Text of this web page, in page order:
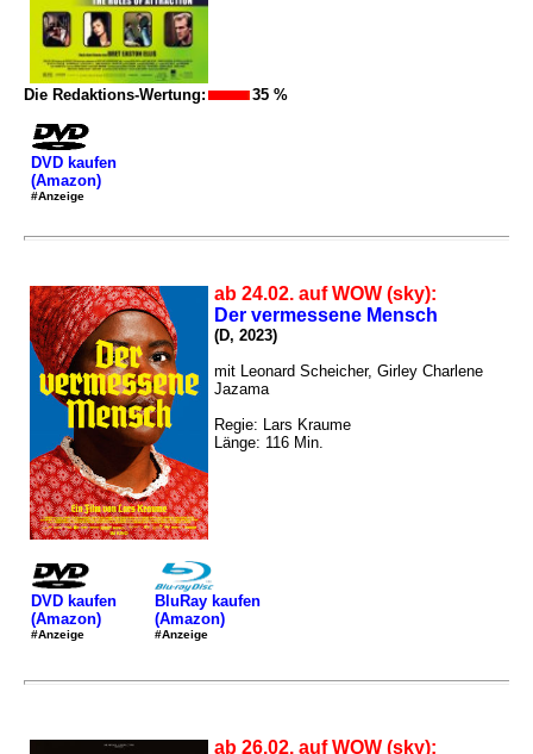
Die Redaktions-Wertung: 35 %
DVD kaufen
(Amazon)
#Anzeige
ab 24.02. auf WOW (sky):
Der vermessene Mensch
(D, 2023)
mit Leonard Scheicher, Girley Charlene
Jazama
Regie: Lars Kraume
Länge: 116 Min.
DVD kaufen
(Amazon)
#Anzeige
BluRay kaufen
(Amazon)
#Anzeige
ab 26.02. auf WOW (sky):